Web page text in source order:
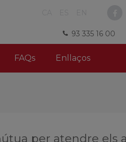
93 335 16 00
FAQs Enllaços
per atendre els